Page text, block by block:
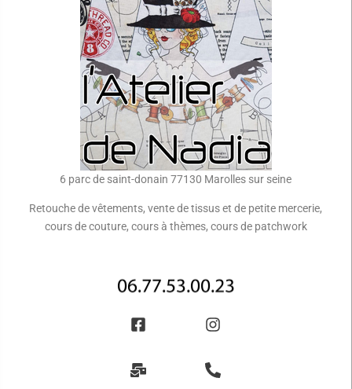
6 parc de saint-donain 77130 Marolles sur seine
Retouche de vêtements, vente de tissus et de petite mercerie,
cours de couture, cours à thèmes, cours de patchwork